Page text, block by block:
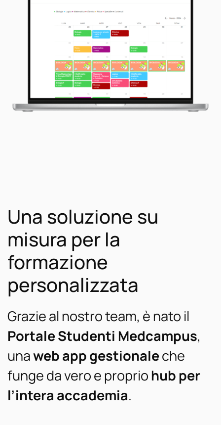
Una soluzione su
misura per la
formazione
personalizzata
Grazie al nostro team, è nato il
Portale Studenti Medcampus,
unaweb app gestionaleche
funge da vero e propriohub per
l’intera accademia.